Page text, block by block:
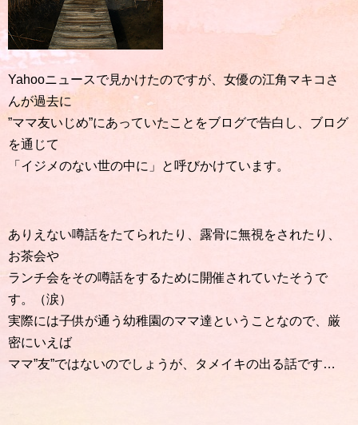
Yahooニュースで見かけたのですが、女優の江角マキコさ
んが過去に
”ママ友いじめ”にあっていたことをブログで告白し、ブログ
を通じて
「イジメのない世の中に」と呼びかけています。
ありえない噂話をたてられたり、露骨に無視をされたり、
お茶会や
ランチ会をその噂話をするために開催されていたそうで
す。（涙）
実際には子供が通う幼稚園のママ達ということなので、厳
密にいえば
ママ”友”ではないのでしょうが、タメイキの出る話です…